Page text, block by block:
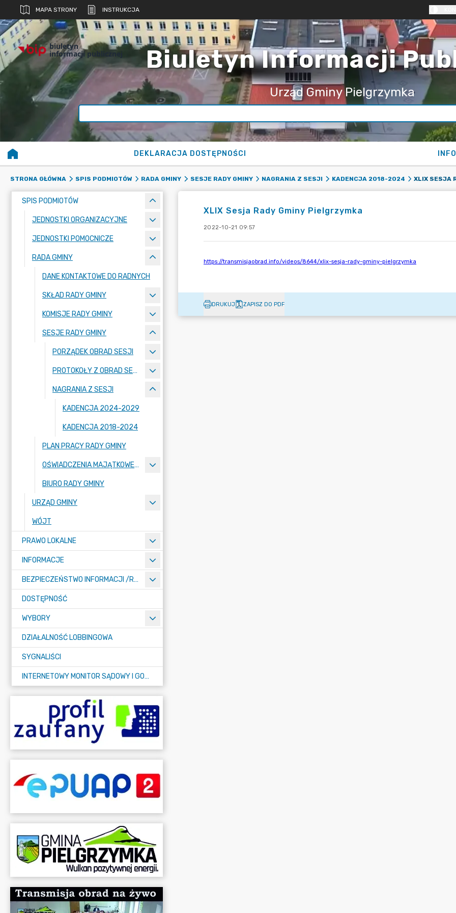
MAPA STRONY INSTRUKCJA
biuletyn
informacji publicznej Biuletyn Informacji
Urząd Gminy Pielgrzymka
DEKLARACJA DOSTĘPNOŚCI
STRONA GŁÓWNA SPIS PODMIOTÓW RADA GMINY SESJE RADY GMINY NAGRANIA Z SESJI KADENCJA 2018-2024 XLIX SESJA
SPIS PODMIOTÓW
JEDNOSTKI ORGANIZACYJNE
JEDNOSTKI POMOCNICZE
RADA GMINY
DANE KONTAKTOWE DO RADNYCH
SKŁAD RADY GMINY
KOMISJE RADY GMINY
SESJE RADY GMINY
PORZĄDEK OBRAD SESJI
PROTOKOŁY Z OBRAD SESJI
NAGRANIA Z SESJI
KADENCJA 2024-2029
KADENCJA 2018-2024
PLAN PRACY RADY GMINY
OŚWIADCZENIA MAJĄTKOWE RADNYCH
BIURO RADY GMINY
URZĄD GMINY
WÓJT
PRAWO LOKALNE
INFORMACJE
BEZPIECZEŃSTWO INFORMACJI /RODO/
DOSTĘPNOŚĆ
WYBORY
DZIAŁALNOŚĆ LOBBINGOWA
SYGNALIŚCI
INTERNETOWY MONITOR SĄDOWY I GOSPODARCZY
XLIX Sesja Rady Gminy Pielgrzymka
2022-10-21 09:57
DRUKUJ ZAPISZ DO PDF